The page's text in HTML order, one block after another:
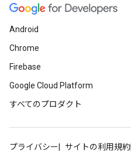
Android
Chrome
Firebase
Google Cloud Platform
すべてのプロダクト
プライバシー サイトの利用規約